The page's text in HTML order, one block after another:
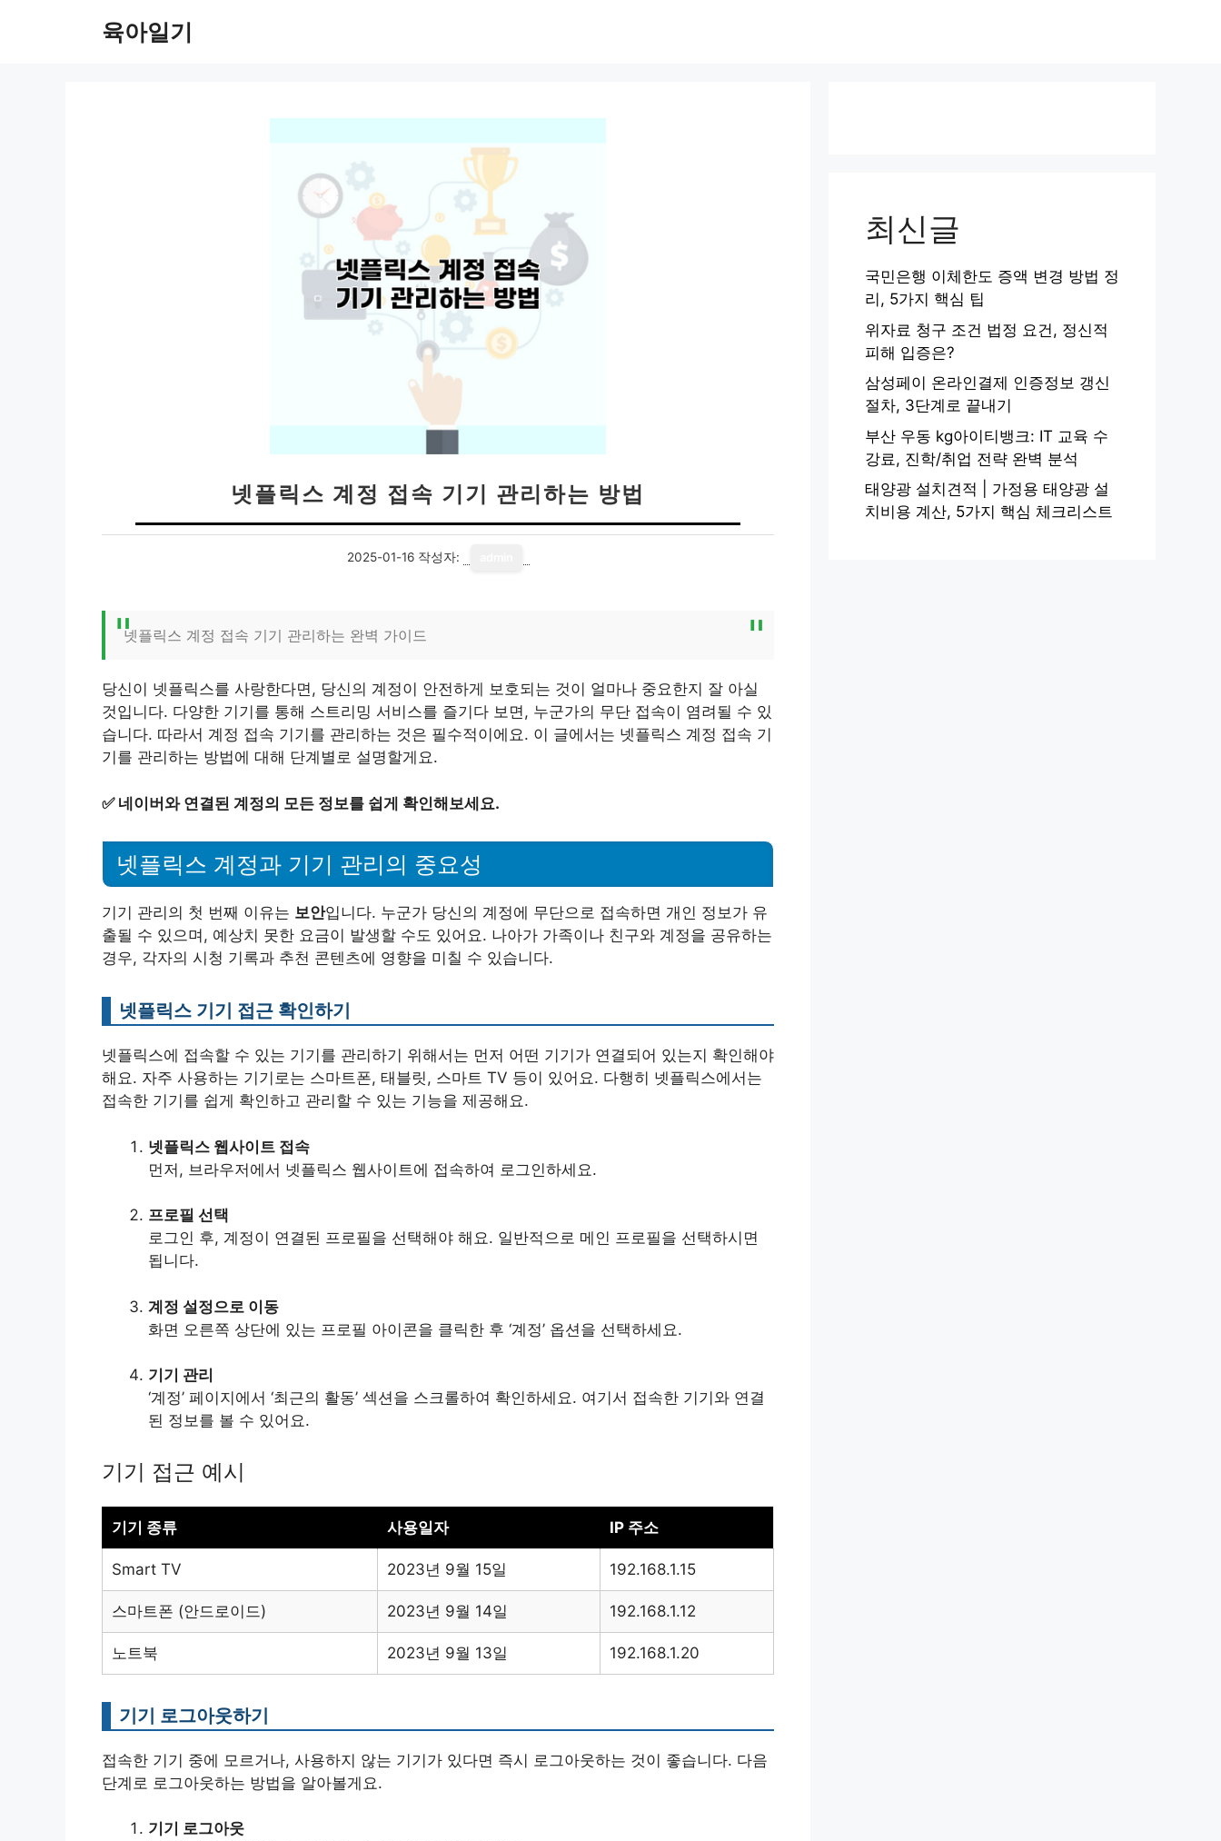
육아일기
넷플릭스 계정 접속 기기 관리하는 방법
2025-01-16 작성자:
넷플릭스 계정 접속 기기 관리하는 완벽 가이드
당신이 넷플릭스를 사랑한다면, 당신의 계정이 안전하게 보호되는 것이 얼마나 중요한지 잘 아실
것입니다. 다양한 기기를 통해 스트리밍 서비스를 즐기다 보면, 누군가의 무단 접속이 염려될 수 있
습니다. 따라서 계정 접속 기기를 관리하는 것은 필수적이에요. 이 글에서는 넷플릭스 계정 접속 기
기를 관리하는 방법에 대해 단계별로 설명할게요.
✅ 네이버와 연결된 계정의 모든 정보를 쉽게 확인해보세요.
넷플릭스 계정과 기기 관리의 중요성
기기 관리의 첫 번째 이유는 보안입니다. 누군가 당신의 계정에 무단으로 접속하면 개인 정보가 유
출될 수 있으며, 예상치 못한 요금이 발생할 수도 있어요. 나아가 가족이나 친구와 계정을 공유하는
경우, 각자의 시청 기록과 추천 콘텐츠에 영향을 미칠 수 있습니다.
넷플릭스 기기 접근 확인하기
넷플릭스에 접속할 수 있는 기기를 관리하기 위해서는 먼저 어떤 기기가 연결되어 있는지 확인해야
해요. 자주 사용하는 기기로는 스마트폰, 태블릿, 스마트 TV 등이 있어요. 다행히 넷플릭스에서는
접속한 기기를 쉽게 확인하고 관리할 수 있는 기능을 제공해요.
넷플릭스 웹사이트 접속
먼저, 브라우저에서 넷플릭스 웹사이트에 접속하여 로그인하세요.
프로필 선택
로그인 후, 계정이 연결된 프로필을 선택해야 해요. 일반적으로 메인 프로필을 선택하시면
됩니다.
계정 설정으로 이동
화면 오른쪽 상단에 있는 프로필 아이콘을 클릭한 후 ‘계정’ 옵션을 선택하세요.
기기 관리
‘계정’ 페이지에서 ‘최근의 활동’ 섹션을 스크롤하여 확인하세요. 여기서 접속한 기기와 연결
된 정보를 볼 수 있어요.
기기 접근 예시
기기 종류 사용일자 IP 주소
Smart TV 2023년 9월 15일 192.168.1.15
스마트폰 (안드로이드) 2023년 9월 14일 192.168.1.12
노트북 2023년 9월 13일 192.168.1.20
기기 로그아웃하기
접속한 기기 중에 모르거나, 사용하지 않는 기기가 있다면 즉시 로그아웃하는 것이 좋습니다. 다음
단계로 로그아웃하는 방법을 알아볼게요.
기기 로그아웃
최신글
국민은행 이체한도 증액 변경 방법 정
리, 5가지 핵심 팁
위자료 청구 조건 법정 요건, 정신적
피해 입증은?
삼성페이 온라인결제 인증정보 갱신
절차, 3단계로 끝내기
부산 우동 kg아이티뱅크: IT 교육 수
강료, 진학/취업 전략 완벽 분석
태양광 설치견적 | 가정용 태양광 설
치비용 계산, 5가지 핵심 체크리스트